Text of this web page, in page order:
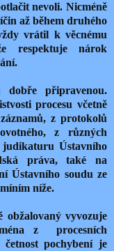
nevoli. Nicméně
až během druhého
vrátil k věcnému
respektuje nárok
dobře připravenou.
procesu včetně
z protokolů
z různých
Ústavního
práva, také na
Ústavního soudu ze
níže.
obžalovaný vyvozuje
z procesních
pochybení je